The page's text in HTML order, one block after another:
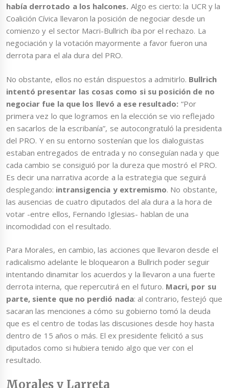
había derrotado a los halcones. Algo es cierto: la UCR y la
Coalición Cívica llevaron la posición de negociar desde un
comienzo y el sector Macri-Bullrich iba por el rechazo. La
negociación y la votación mayormente a favor fueron una
derrota para el ala dura del PRO.
No obstante, ellos no están dispuestos a admitirlo. Bullrich
intentó presentar las cosas como si su posición de no
negociar fue la que los llevó a ese resultado: “Por
primera vez lo que logramos en la elección se vio reflejado
en sacarlos de la escribanía”, se autocongratuló la presidenta
del PRO. Y en su entorno sostenían que los dialoguistas
estaban entregados de entrada y no conseguían nada y que
cada cambio se consiguió por la dureza que mostró el PRO.
Es decir una narrativa acorde a la estrategia que seguirá
desplegando: intransigencia y extremismo. No obstante,
las ausencias de cuatro diputados del ala dura a la hora de
votar -entre ellos, Fernando Iglesias- hablan de una
incomodidad con el resultado.
Para Morales, en cambio, las acciones que llevaron desde el
radicalismo adelante le bloquearon a Bullrich poder seguir
intentando dinamitar los acuerdos y la llevaron a una fuerte
derrota interna, que repercutirá en el futuro. Macri, por su
parte, siente que no perdió nada: al contrario, festejó que
sacaran las menciones a cómo su gobierno tomó la deuda
que es el centro de todas las discusiones desde hoy hasta
dentro de 15 años o más. El ex presidente felicitó a sus
diputados como si hubiera tenido algo que ver con el
resultado.
Morales y Larreta